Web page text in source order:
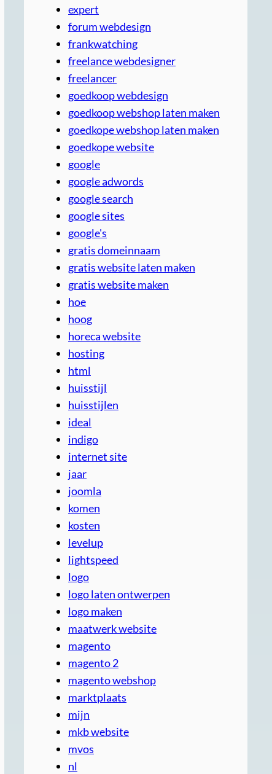
expert
forum webdesign
frankwatching
freelance webdesigner
freelancer
goedkoop webdesign
goedkoop webshop laten maken
goedkope webshop laten maken
goedkope website
google
google adwords
google search
google sites
google's
gratis domeinnaam
gratis website laten maken
gratis website maken
hoe
hoog
horeca website
hosting
html
huisstijl
huisstijlen
ideal
indigo
internet site
jaar
joomla
komen
kosten
levelup
lightspeed
logo
logo laten ontwerpen
logo maken
maatwerk website
magento
magento 2
magento webshop
marktplaats
mijn
mkb website
mvos
nl